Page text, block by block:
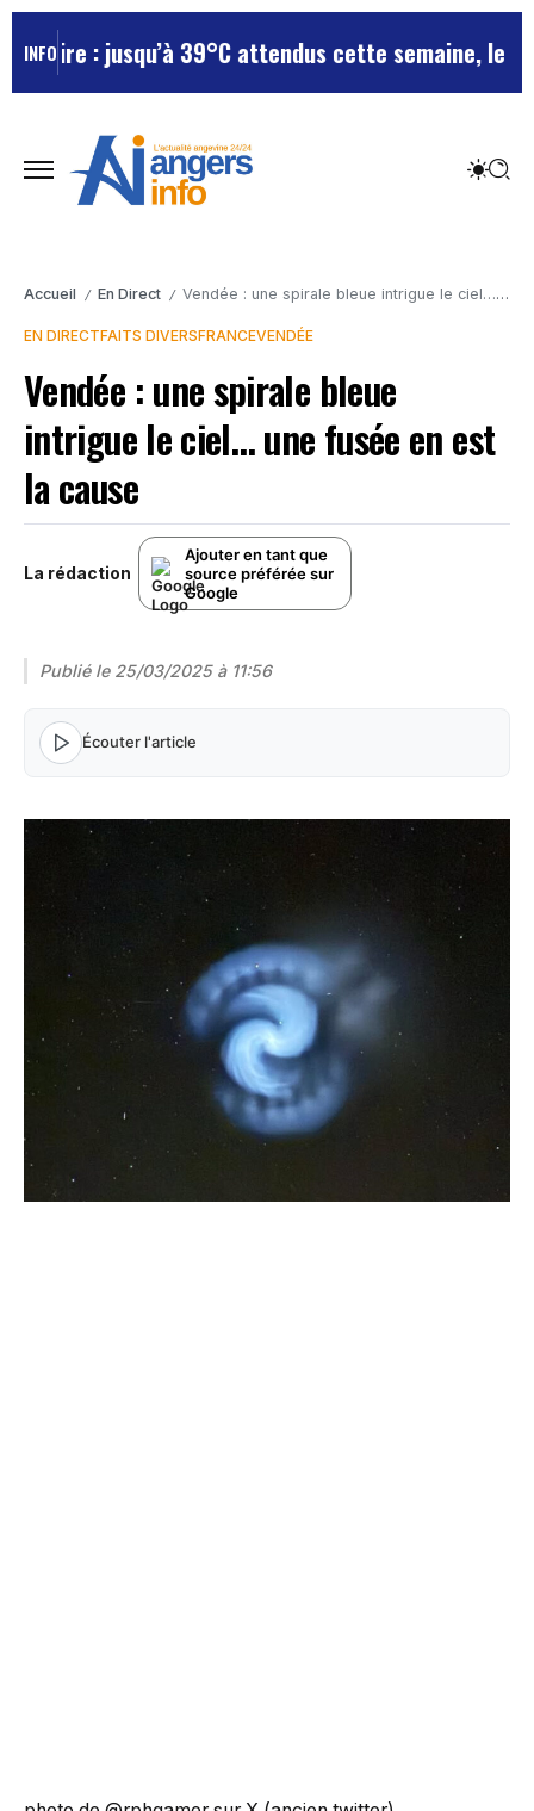
INFO: jusqu’à 39°C attendus cette semaine, le
Accueil / En Direct / Vendée : une spirale bleue intrigue le ciel… une fusée en est la cause
EN DIRECTFAITS DIVERSFRANCEVENDÉE
Vendée : une spirale bleue
intrigue le ciel… une fusée en est
la cause
La rédaction
Ajouter en tant que
source préférée sur
Google
Publié le 25/03/2025 à 11:56
Écouter l'article